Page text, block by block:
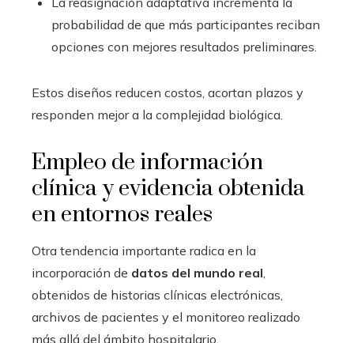
probabilidad de que más participantes reciban
opciones con mejores resultados preliminares.
Estos diseños reducen costos, acortan plazos y
responden mejor a la complejidad biológica.
Empleo de información
clínica y evidencia obtenida
en entornos reales
Otra tendencia importante radica en la
incorporación de datos del mundo real
obtenidos de historias clínicas electrónicas,
archivos de pacientes y el monitoreo realizado
más allá del ámbito hospitalario.